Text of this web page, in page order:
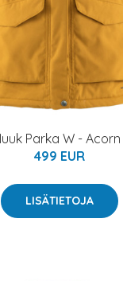
Parka W -
499 EUR
LISÄTIETOJA